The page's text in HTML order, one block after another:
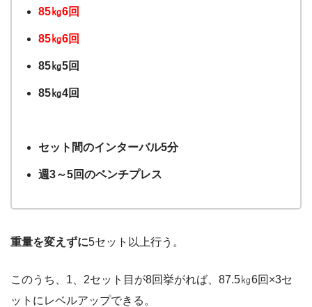
85㎏6回
85㎏6回
85㎏5回
85㎏4回
セット間のインターバル5分
週3～5回のベンチプレス
重量を変えずに5セット以上行う。
このうち、1、2セット目が8回挙がれば、87.5㎏6回×3セ
ットにレベルアップできる。